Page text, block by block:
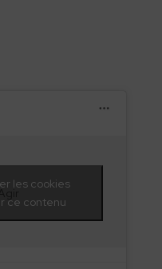
les cookies
ce contenu